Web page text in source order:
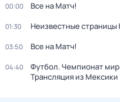
00:00 Все на Матч!
01:30 Неизвестные страницы
03:50 Все на Матч!
04:40
Футбол. Чемпионат
Трансляция из Мексики